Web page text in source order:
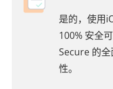
是的，使用
100% 安全
Secure 的
性。